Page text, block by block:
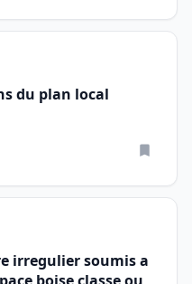
du plan local
irregulier soumis a